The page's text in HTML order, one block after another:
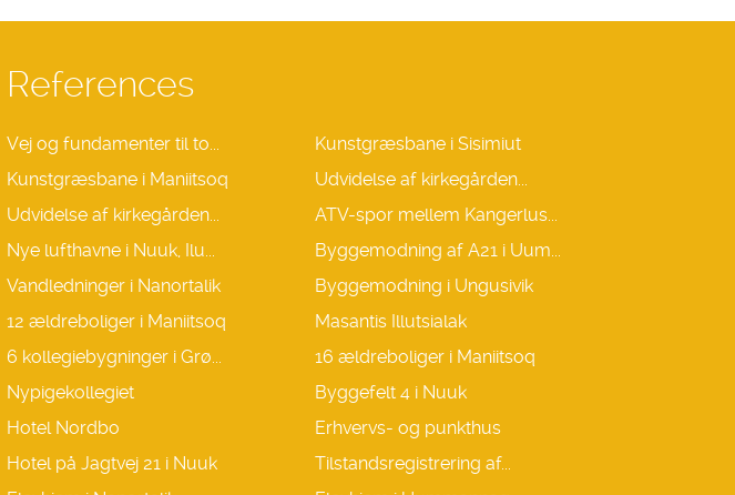
References
Vej og fundamenter til to...
Kunstgræsbane i Sisimiut
Kunstgræsbane i Maniitsoq
Udvidelse af kirkegården...
Udvidelse af kirkegården...
ATV-spor mellem Kangerlus...
Nye lufthavne i Nuuk, Ilu...
Byggemodning af A21 i Uum...
Vandledninger i Nanortalik
Byggemodning i Ungusivik
12 ældreboliger i Maniitsoq
Masantis Illutsialak
6 kollegiebygninger i Grø...
16 ældreboliger i Maniitsoq
Nypigekollegiet
Byggefelt 4 i Nuuk
Hotel Nordbo
Erhvervs- og punkthus
Hotel på Jagtvej 21 i Nuuk
Tilstandsregistrering af...